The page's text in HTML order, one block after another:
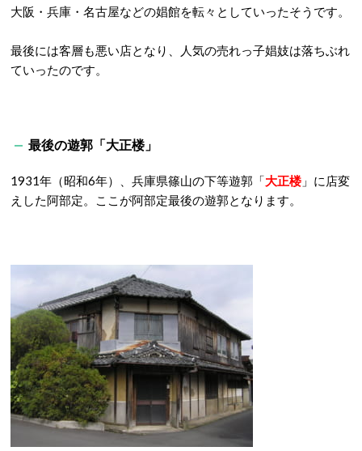
大阪・兵庫・名古屋などの娼館を転々としていったそうです。
最後には客層も悪い店となり、人気の売れっ子娼妓は落ちぶれ
ていったのです。
最後の遊郭「大正楼」
1931年（昭和6年）、兵庫県篠山の下等遊郭「大正楼 」に店変
えした阿部定。ここが阿部定最後の遊郭となります。